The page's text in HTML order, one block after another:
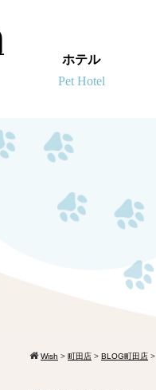
ホテル
Wish > 町田店 > BLOG町田店 >